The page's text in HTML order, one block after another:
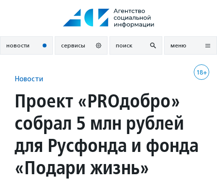
новости сервисы поиск меню
18+
Новости
Проект «PROдобро»
собрал 5 млн рублей
для Русфонда и фонда
«Подари жизнь»